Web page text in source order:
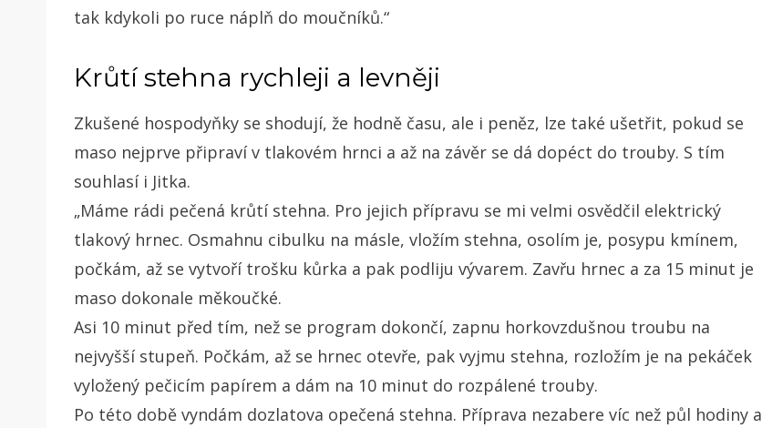
tak kdykoli po ruce náplň do moučníků.“
Krůtí stehna rychleji a levněji
Zkušené hospodyňky se shodují, že hodně času, ale i peněz, lze také ušetřit, pokud se
maso nejprve připraví v tlakovém hrnci a až na závěr se dá dopéct do trouby. S tím
souhlasí i Jitka.
„Máme rádi pečená krůtí stehna. Pro jejich přípravu se mi velmi osvědčil elektrický
tlakový hrnec. Osmahnu cibulku na másle, vložím stehna, osolím je, posypu kmínem,
počkám, až se vytvoří trošku kůrka a pak podliju vývarem. Zavřu hrnec a za 15 minut je
maso dokonale měkoučké.
Asi 10 minut před tím, než se program dokončí, zapnu horkovzdušnou troubu na
nejvyšší stupeň. Počkám, až se hrnec otevře, pak vyjmu stehna, rozložím je na pekáček
vyložený pečicím papírem a dám na 10 minut do rozpálené trouby.
Po této době vyndám dozlatova opečená stehna. Příprava nezabere víc než půl hodiny a